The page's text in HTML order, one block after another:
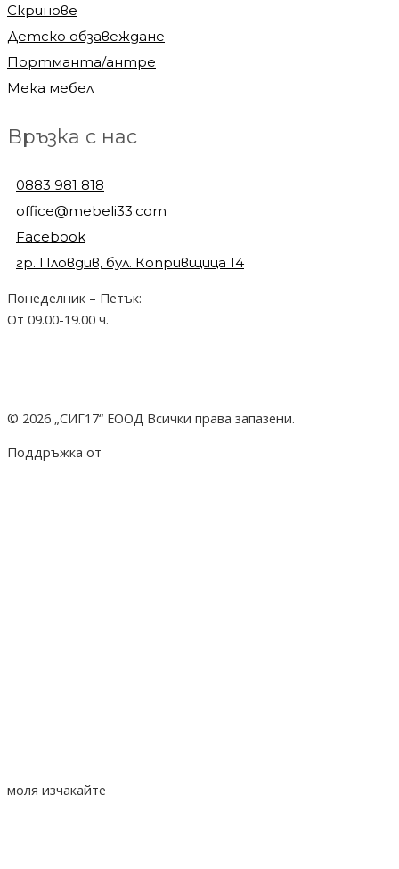
Скринове
Детско обзавеждане
Портманта/антре
Мека мебел
Връзка с нас
0883 981 818
office@mebeli33.com
Facebook
гр. Пловдив, бул. Копривщица 14
Понеделник – Петък:
От 09.00-19.00 ч.
© 2026 „СИГ17“ ЕООД Всички права запазени.
Поддръжка от
моля изчакайте